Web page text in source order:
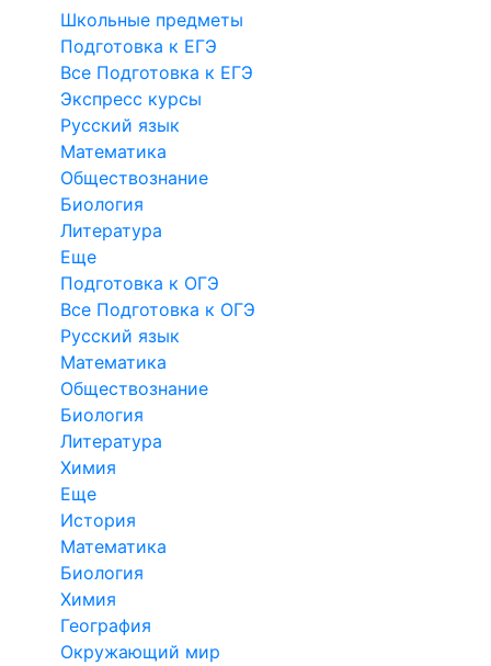
Школьные предметы
Подготовка к ЕГЭ
Все Подготовка к ЕГЭ
Экспресс курсы
Русский язык
Математика
Обществознание
Биология
Литература
Еще
Подготовка к ОГЭ
Все Подготовка к ОГЭ
Русский язык
Математика
Обществознание
Биология
Литература
Химия
Еще
История
Математика
Биология
Химия
География
Окружающий мир